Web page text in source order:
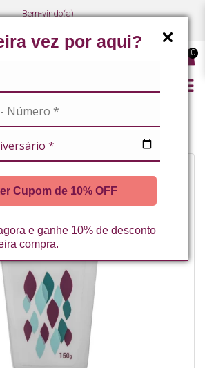
vez por aqui?
Cupom de 10% OFF
e ganhe 10% de desconto
compra.
Bem-vindo(a)!
0